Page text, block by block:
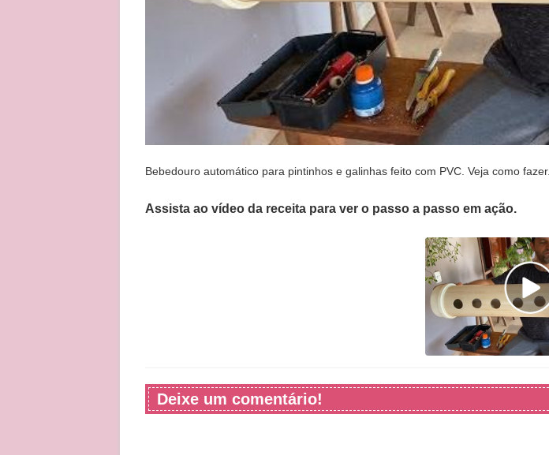
Bebedouro automático para pintinhos e galinhas feito com PVC. Veja como fazer.
Assista ao vídeo da receita para ver o passo a passo em ação.
Deixe um comentário!